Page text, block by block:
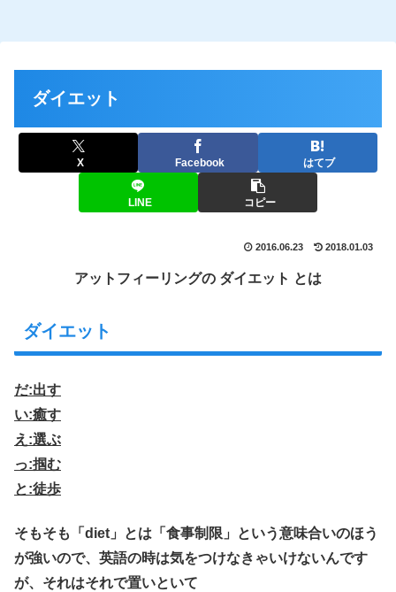
ダイエット
X Facebook はてブ
LINE コピー
2016.06.23 2018.01.03
アットフィーリングの ダイエット とは
ダイエット
だ:出す
い:癒す
え:選ぶ
っ:掴む
と:徒歩
そもそも「diet」とは「食事制限」という意味合いのほう
が強いので、英語の時は気をつけなきゃいけないんです
が、それはそれで置いといて